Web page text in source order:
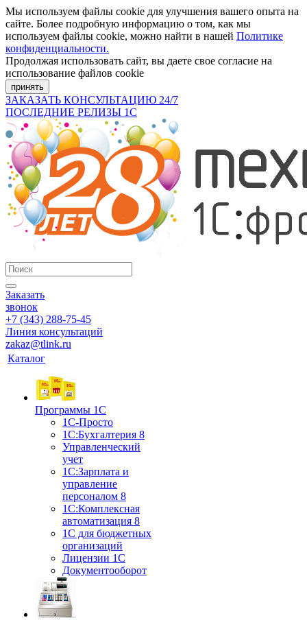
Мы используем файлы cookie для улучшения вашего опыта на
сайте. Более подробную информацию о том, как мы
используем файлы cookie, можно найти в нашей Политике
конфиденциальности.
Продолжая использовать сайт, вы даете свое согласие на
использование файлов cookie
принять
ЗАКАЗАТЬ КОНСУЛЬТАЦИЮ 24/7
ПОСЛЕДНИЕ РЕЛИЗЫ 1С
Заказать
звонок
+7 (343) 288-75-45
Линия консультаций
zakaz@tlink.ru
Каталог
Программы 1С
1С-Просто
1С:Бухгалтерия 8
Управленческий
учет
1С:Зарплата и
управление
персоналом 8
1C:Комплексная
автоматизация 8
1С для бюджетных
организаций
Лицензии 1С
Документооборот